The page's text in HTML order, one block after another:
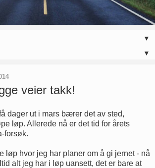
▼
▼
veier takk!
dager ut i mars bærer det av sted,
løp. Allerede nå er det tid for årets
forsøk.
løp hvor jeg har planer om å gi jernet - nå
alt jeg har i løp uansett, det er bare at